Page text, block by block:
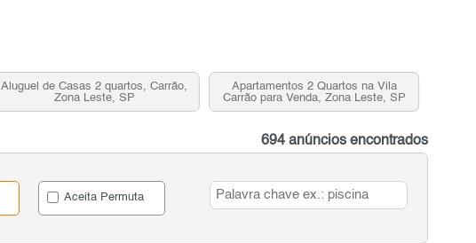
Aluguel de Casas 2 quartos, Carrão,
Zona Leste, SP
Apartamentos 2 Quartos na Vila
Carrão para Venda, Zona Leste, SP
694 anúncios encontrados
Aceita Permuta